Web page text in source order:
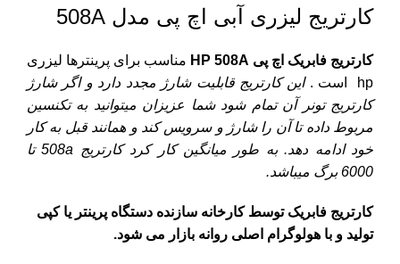
کارتریج لیزری آبی اچ پی مدل 508A
کارتریج فابریک اچ پی HP 508A
مناسب برای پرینترها لیزری
hp
است . این کارتریج قابلیت شارژ مجدد دارد و اگر شارژ
کارتریج تونر آن تمام شود شما عزیزان میتوانید به تکنسین
مربوط داده تا آن را شارژ و سرویس کند و همانند قبل به کار
خود ادامه دهد. به طور میانگین کار کردکارتریج 508a
تا
6000 برگ میباشد.
کارتریج فابریک توسط کارخانه سازنده دستگاه پرینتر یا کپی
تولید و با هولوگرام اصلی روانه بازار می شود.